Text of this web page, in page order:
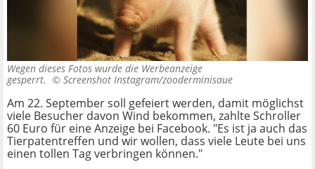
Wegen dieses Fotos wurde die Werbeanzeige
gesperrt. © Screenshot Instagram/zooderminisaue
Am 22. September soll gefeiert werden, damit möglichst
viele Besucher davon Wind bekommen, zahlte Schroller
60 Euro für eine Anzeige bei Facebook. "Es ist ja auch das
Tierpatentreffen und wir wollen, dass viele Leute bei uns
einen tollen Tag verbringen können."